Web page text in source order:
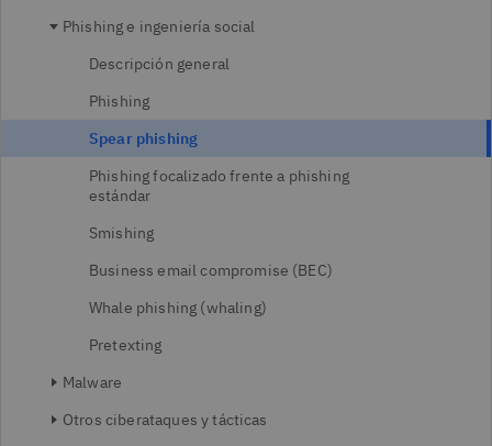
Phishing e ingeniería social
Descripción general
Phishing
Spear phishing
Phishing focalizado frente a phishing
estándar
Smishing
Business email compromise (BEC)
Whale phishing (whaling)
Pretexting
Malware
Otros ciberataques y tácticas